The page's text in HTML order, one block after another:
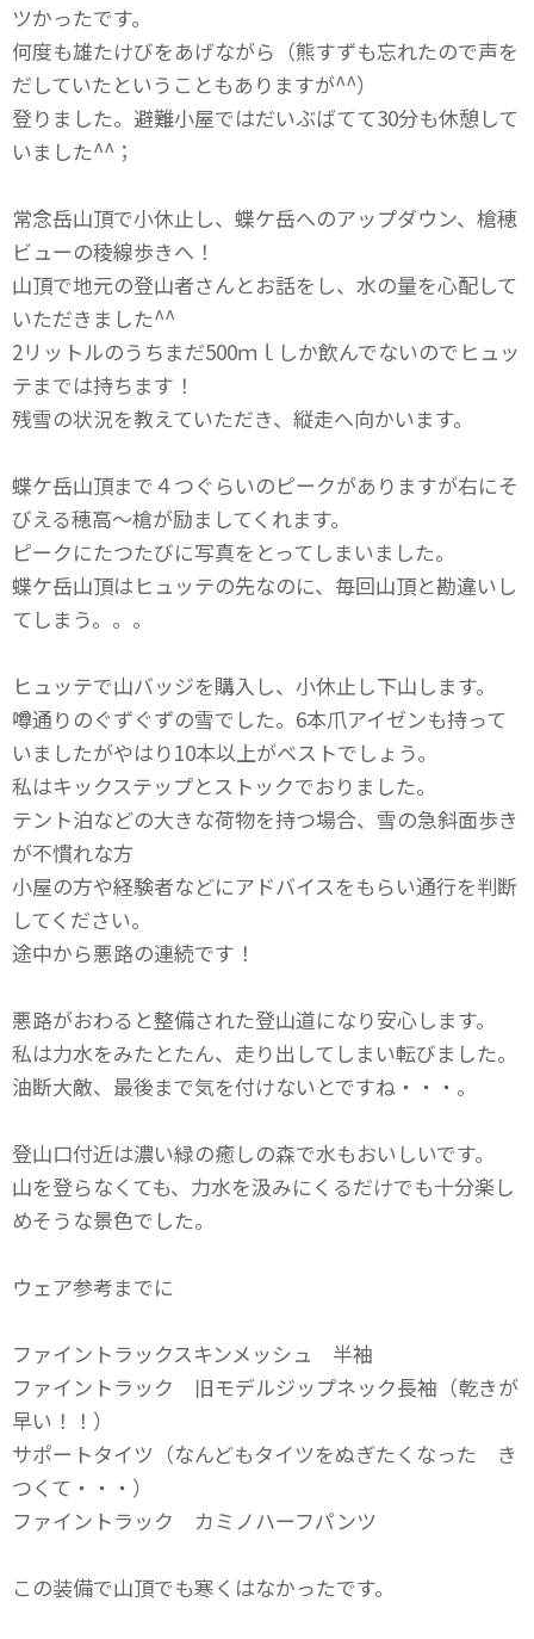
ツかったです。
何度も雄たけびをあげながら（熊すずも忘れたので声を
だしていたということもありますが^^）
登りました。避難小屋ではだいぶばてて30分も休憩して
いました^^；
常念岳山頂で小休止し、蝶ケ岳へのアップダウン、槍穂
ビューの稜線歩きへ！
山頂で地元の登山者さんとお話をし、水の量を心配して
いただきました^^
2リットルのうちまだ500ｍｌしか飲んでないのでヒュッ
テまでは持ちます！
残雪の状況を教えていただき、縦走へ向かいます。
蝶ケ岳山頂まで４つぐらいのピークがありますが右にそ
びえる穂高～槍が励ましてくれます。
ピークにたつたびに写真をとってしまいました。
蝶ケ岳山頂はヒュッテの先なのに、毎回山頂と勘違いし
てしまう。。。
ヒュッテで山バッジを購入し、小休止し下山します。
噂通りのぐずぐずの雪でした。6本爪アイゼンも持って
いましたがやはり10本以上がベストでしょう。
私はキックステップとストックでおりました。
テント泊などの大きな荷物を持つ場合、雪の急斜面歩き
が不慣れな方
小屋の方や経験者などにアドバイスをもらい通行を判断
してください。
途中から悪路の連続です！
悪路がおわると整備された登山道になり安心します。
私は力水をみたとたん、走り出してしまい転びました。
油断大敵、最後まで気を付けないとですね・・・。
登山口付近は濃い緑の癒しの森で水もおいしいです。
山を登らなくても、力水を汲みにくるだけでも十分楽し
めそうな景色でした。
ウェア参考までに
ファイントラックスキンメッシュ 半袖
ファイントラック 旧モデルジップネック長袖（乾きが
早い！！）
サポートタイツ（なんどもタイツをぬぎたくなった き
つくて・・・）
ファイントラック カミノハーフパンツ
この装備で山頂でも寒くはなかったです。